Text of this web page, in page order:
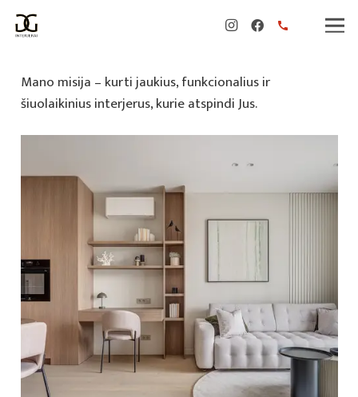
call
Mano misija – kurti jaukius, funkcionalius ir
šiuolaikinius interjerus, kurie atspindi Jus.